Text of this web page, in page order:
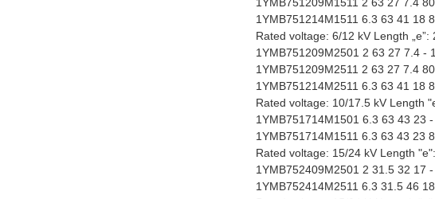
1YMB751214M1511 6.3 63 41 18
Rated voltage: 6/12 kV Length „e”:
1YMB751209M2501 2 63 27 7.4 -
1YMB751209M2511 2 63 27 7.4
1YMB751214M2511 6.3 63 41 18
Rated voltage: 10/17.5 kV Length
1YMB751714M1501 6.3 63 43 23
1YMB751714M1511 6.3 63 43 23
Rated voltage: 15/24 kV Length
1YMB752409M2501 2 31.5 32 17
1YMB752414M2511 6.3 31.5 46